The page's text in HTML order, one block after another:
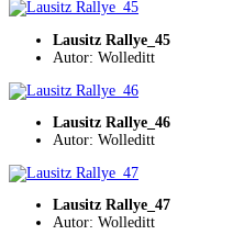
Lausitz Rallye_45
Autor: Wolleditt
Lausitz Rallye_46
Autor: Wolleditt
Lausitz Rallye_47
Autor: Wolleditt